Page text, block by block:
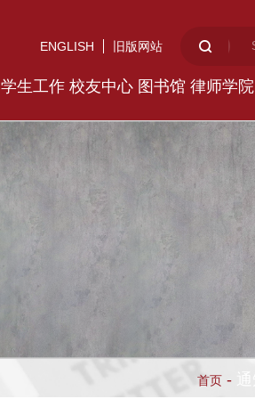
ENGLISH 旧版网站
学生工作 校友中心 图书馆 律师学院
首页 -